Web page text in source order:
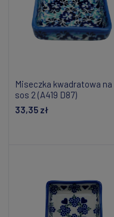
Miseczka kwadratowa na
sos 2 (A419 D87)
33,35 zł